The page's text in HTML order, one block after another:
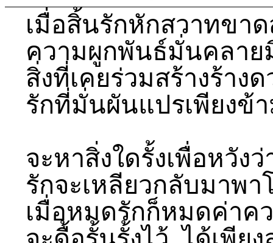
เมื่อสิ้นรักหักสวาทขา
ความผูกพันธ์มั่นคลาย
สิ่งที่เคยร่วมสร้างร้าง
รักที่มั่นผันแปรเพียงข้
จะหาสิ่งใดรั้งเพื่อหวังว่
รักจะเหลียวกลับมาพา
เมื่อหมดรักก็หมดค่าค